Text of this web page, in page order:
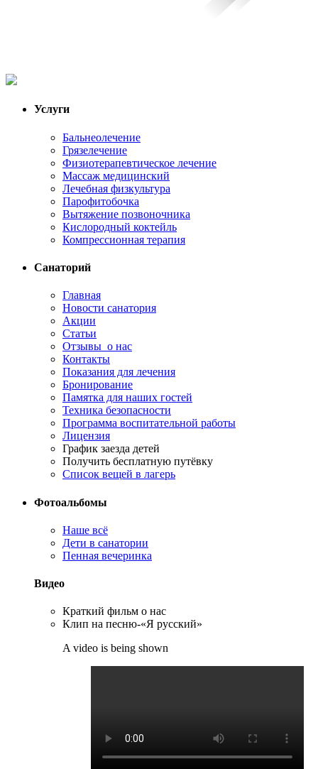
Услуги
Бальнеолечение
Грязелечение
Физиотерапевтическое лечение
Массаж медицинский
Лечебная физкультура
Парофитобочка
Вытяжение позвоночника
Кислородный коктейль
Компрессионная терапия
Санаторий
Главная
Новости санатория
Акции
Статьи
Отзывы о нас
Контакты
Показания для лечения
Бронирование
Памятка для наших гостей
Техника безопасности
Программа воспитательной работы
Лицензия
График заезда детей
Получить бесплатную путёвку
Список вещей в лагерь
Фотоальбомы
Наше всё
Дети в санатории
Пенная вечеринка
Видео
Краткий фильм о нас
Клип на песню-«Я русский»
A video is being shown